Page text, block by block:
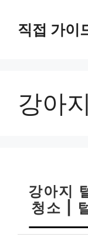
직접 가이
강아
강아지
청소 |